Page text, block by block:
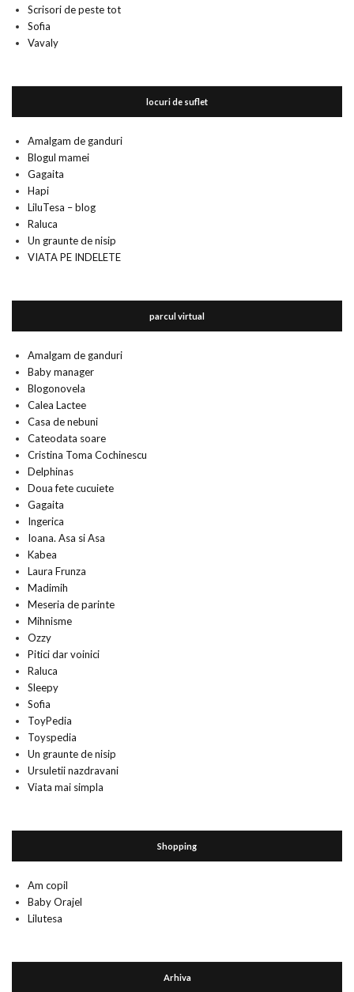
Scrisori de peste tot
Sofia
Vavaly
locuri de suflet
Amalgam de ganduri
Blogul mamei
Gagaita
Hapi
LiluTesa – blog
Raluca
Un graunte de nisip
VIATA PE INDELETE
parcul virtual
Amalgam de ganduri
Baby manager
Blogonovela
Calea Lactee
Casa de nebuni
Cateodata soare
Cristina Toma Cochinescu
Delphinas
Doua fete cucuiete
Gagaita
Ingerica
Ioana. Asa si Asa
Kabea
Laura Frunza
Madimih
Meseria de parinte
Mihnisme
Ozzy
Pitici dar voinici
Raluca
Sleepy
Sofia
ToyPedia
Toyspedia
Un graunte de nisip
Ursuletii nazdravani
Viata mai simpla
Shopping
Am copil
Baby Orajel
Lilutesa
Arhiva